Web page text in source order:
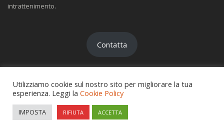
intrattenimento.
Contatta
COPYRIGHTROBERTATONDELLI.COM -
Utilizziamo cookie sul nostro sito per migliorare la tua
esperienza. Leggi la Cookie Policy
IMPOSTA RIFIUTA ACCETTA